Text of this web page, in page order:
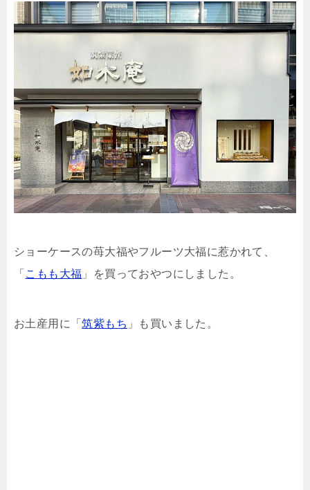
ショーケースの苺大福やフルーツ大福に惹かれて、
「 こもも大福 」を買っておやつにしました。
お土産用に「筑紫もち 」も買いました。